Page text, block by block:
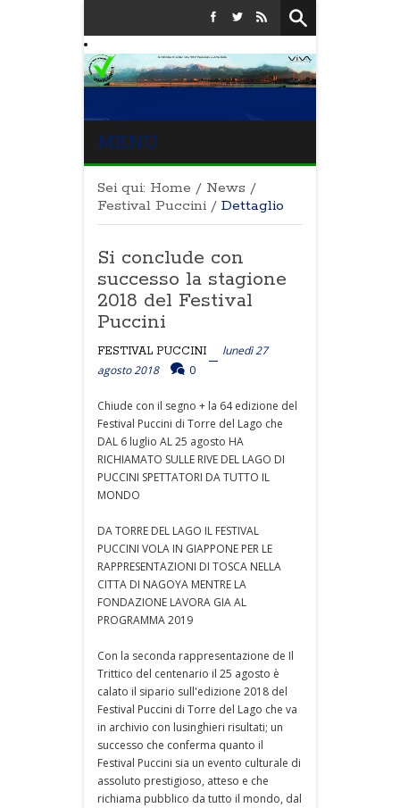
MENU
Sei qui: Home / News /
Festival Puccini / Dettaglio
Si conclude con
successo la stagione
2018 del Festival
Puccini
FESTIVAL PUCCINI
lunedì 27
agosto 2018
0
Chiude con il segno + la 64 edizione del
Festival Puccini di Torre del Lago che
DAL 6 luglio AL 25 agosto HA
RICHIAMATO SULLE RIVE DEL LAGO DI
PUCCINI SPETTATORI DA TUTTO IL
MONDO
DA TORRE DEL LAGO IL FESTIVAL
PUCCINI VOLA IN GIAPPONE PER LE
RAPPRESENTAZIONI DI TOSCA NELLA
CITTA DI NAGOYA MENTRE LA
FONDAZIONE LAVORA GIA AL
PROGRAMMA 2019
Con la seconda rappresentazione de Il
Trittico del centenario il 25 agosto è
calato il sipario sull'edizione 2018 del
Festival Puccini di Torre del Lago che va
in archivio con lusinghieri risultati; un
successo che conferma quanto il
Festival Puccini sia un evento culturale di
assoluto prestigioso, atteso e che
richiama pubblico da tutto il mondo, dal